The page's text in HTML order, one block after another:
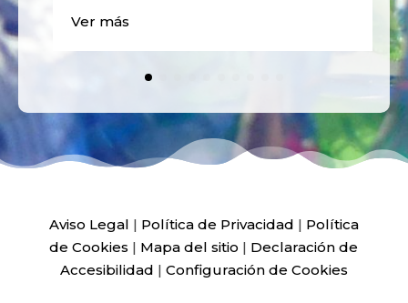
Ver más
Aviso Legal | Política de Privacidad | Política
de Cookies | Mapa del sitio | Declaración de
Accesibilidad | Configuración de Cookies